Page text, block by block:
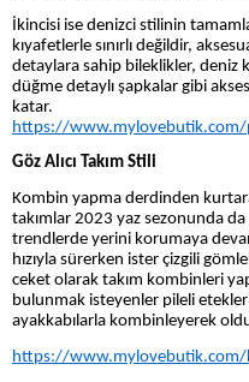
İkincisi ise denizci stilinin
kıyafetlerle sınırlı değildir,
detaylara sahip bileklikler, deniz
düğme detaylı şapkalar gibi
katar.
https://www.mylovebutik.com/
Göz Alıcı Takım Stili
Kombin yapma derdinden
takımlar 2023 yaz sezonunda da
trendlerde yerini korumaya
hızıyla sürerken ister çizgili
ceket olarak takım kombinleri
bulunmak isteyenler pileli
ayakkabılarla kombinleyerek
https://www.mylovebutik.com/